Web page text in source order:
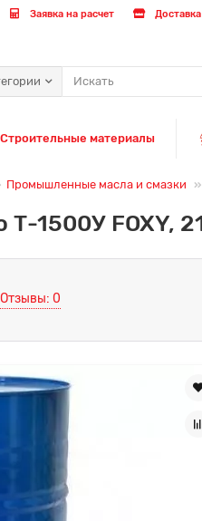
Заявка на расчет
Строительные материалы
Промышленные масла и смазки
1500У FOXY,
Отзывы: 0